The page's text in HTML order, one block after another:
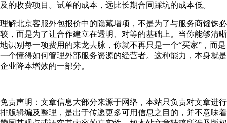
及的收费项目。试单的成本，远比长期合同踩坑的成本低。
理解北京客服外包报价中的隐藏增项，不是为了与服务商锱铢必
较，而是为了让合作建立在透明、对等的基础上。当你能够清晰
地识别每一项费用的来龙去脉，你就不再只是一个“买家”，而是
一个懂得如何管理外部服务资源的经营者。这种能力，本身就是
企业降本增效的一部分。
免责声明：文章信息大部分来源于网络，本站只负责对文章进行
排版辑编及整理，是出于传递更多可用信息之目的，并不意味着